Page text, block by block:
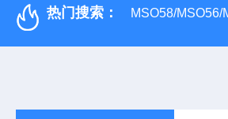
热门搜索： MSO58/